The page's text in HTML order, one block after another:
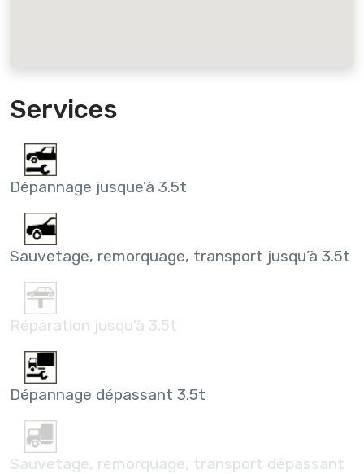
Services
Dépannage jusque’à 3.5t
Sauvetage, remorquage, transport jusqu’à 3.5t
Réparation jusqu’à 3.5t
Dépannage dépassant 3.5t
Sauvetage, remorquage, transport dépassant